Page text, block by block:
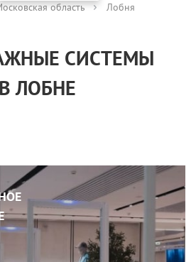
область Лобня
СИСТЕМЫ
В ЛОБНЕ